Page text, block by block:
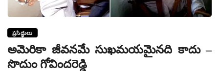
ప్రసిద్ధులు
అమెరికా జీవనమే సుఖమయమైనది కాదు –
సొదుం గోవిందరెడ్డి